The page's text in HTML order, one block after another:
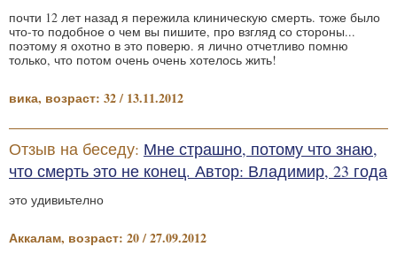
почти 12 лет назад я пережила клиническую смерть. тоже было
что-то подобное о чем вы пишите, про взгляд со стороны...
поэтому я охотно в это поверю. я лично отчетливо помню
только, что потом очень очень хотелось жить!
вика, возраст: 32 / 13.11.2012
Отзыв на беседу: Мне страшно, потому что знаю,
что смерть это не конец. Автор: Владимир, 23 года
это удивиьтелно
Аккалам, возраст: 20 / 27.09.2012